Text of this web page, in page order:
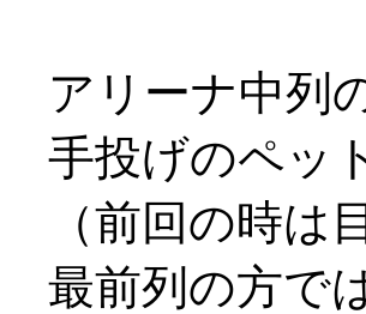
アリーナ中列
手投げのペッ
（前回の時は
最前列の方で